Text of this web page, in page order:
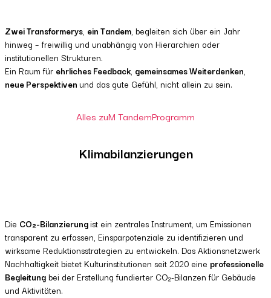
Zwei Transformerys, ein Tandem, begleiten sich über ein Jahr
hinweg – freiwillig und unabhängig von Hierarchien oder
institutionellen Strukturen.
Ein Raum für ehrliches Feedback, gemeinsames Weiterdenken,
neue Perspektivenund das gute Gefühl, nicht allein zu sein.
Alles zuM TandemProgramm
Klimabilanzierungen
Die CO₂-Bilanzierungist ein zentrales Instrument, um Emissionen
transparent zu erfassen, Einsparpotenziale zu identifizieren und
wirksame Reduktionsstrategien zu entwickeln. Das Aktionsnetzwerk
Nachhaltigkeit bietet Kulturinstitutionen seit 2020 eine professionelle
Begleitungbei der Erstellung fundierter CO₂-Bilanzen für Gebäude
und Aktivitäten.